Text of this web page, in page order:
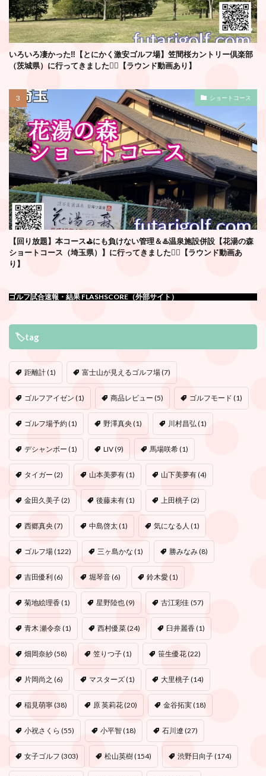
いろいろ凄かった‼️【とにかく激安ゴルフ場】笠間桜カントリー倶楽部
（茨城県）に行ってきました🏌️‍♂️【ラウンド動画あり】
ショートコース
【回り放題】本コース⛳️にも負けない管理＆♨️温泉施設併設【花湯の森
ショートコース（埼玉県）】に行ってきました🏌️‍♂️【ラウンド動画あ
り】
ゴルフ試合速報・結果 FLASHSCORE（外部サイト）
🏷tag
距離計(1) 富士山が見えるゴルフ場(7)
ゴルフアイゼン (1) 商品レビュー (5) ゴルフモード (1)
ゴルフ場予約(1) 野澤真央(1) 川村昌弘 (1)
デシャンボー (1) LIV(9) 馬場咲希(1)
タイガー (2) 山本美夢有(1) 山下美夢有(4)
金田久美子(2) 後藤未有(1) 上田桃子(2)
西郷真央(7) 中島啓太(1) 気になる人 (1)
ゴルフ場(122) 三ヶ島かな (1) 勝みなみ(8)
吉田優利(6) 堀琴音(6) 鈴木愛(1)
菊地絵理香(1) 星野陸也(9) 古江彩佳 (57)
青木 瀬令奈(1) 西村優菜(24) 臼井麗香(1)
畑岡奈紗(58) 笠りつ子(1) 笹生優花(22)
片岡尚之 (6) マスターズ(1) 大里桃子(14)
稲見萌寧(38) 原 英莉花(20) 金谷拓実(18)
小祝さくら (55) 小平智(18) 石川遼 (27)
女子ゴルフ (303) 松山英樹(154) 渋野日向子(174)